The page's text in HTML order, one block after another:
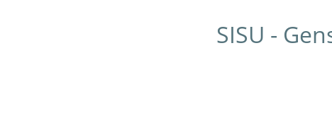
SISU -